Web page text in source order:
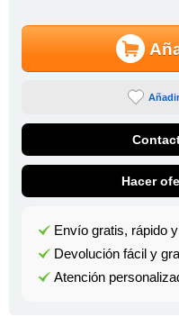
Hacer
Envío gratis, rápido
Devolución fácil y
Atención